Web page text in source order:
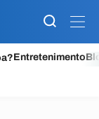
Entretenimento